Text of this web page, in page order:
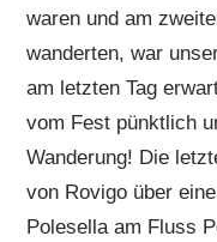
waren und am
wanderten, war
am letzten Tag
vom Fest pünktlich
Wanderung! Die
von Rovigo über
Polesella am Fluss